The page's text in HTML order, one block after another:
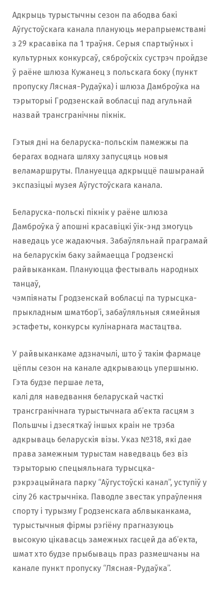
Адкрыць турыстычны сезон па абодва бакі
Аўгустоўскага канала плануюць мерапрыемствамі
з 29 красавіка па 1 траўня. Серыя спартыўных і
культурных конкурсаў, сяброўскіх сустрэч пройдзе
ў раёне шлюза Кужанец з польскага боку (пункт
пропуску Лясная-Рудаўка) і шлюза Дамброўка на
тэрыторыі Гродзенскай вобласці пад агульнай
назвай трансгранічны пікнік.
Гэтыя дні на беларуска-польскім памежжы па
берагах воднага шляху запусцяць новыя
веламаршруты. Плануецца адкрыццё пашыранай
экспазіцыі музея Аўгустоўскага канала.
Беларуска-польскі пікнік у раёне шлюза
Дамброўка ў апошні красавіцкі ўік-энд змогуць
наведаць усе жадаючыя. Забаўляльнай праграмай
на беларускім баку займаецца Гродзенскі
райвыканкам. Плануюцца фестываль народных
танцаў,
чэмпіянаты Гродзенскай вобласці па турысцка-
прыкладным шматбор’і, забаўляльныя сямейныя
эстафеты, конкурсы кулінарнага мастацтва.
У райвыканкаме адзначылі, што ў такім фармаце
цёплы сезон на канале адкрываюць упершыню.
Гэта будзе першае лета,
калі для наведвання беларускай часткі
трансгранічнага турыстычнага аб’екта гасцям з
Польшчы і дзесяткаў іншых краін не трэба
адкрываць беларускія візы. Указ №318, які дае
права замежным турыстам наведваць без віз
тэрыторыю спецыяльнага турысцка-
рэкрэацыйнага парку “Аўгустоўскі канал”, уступіў у
сілу 26 кастрычніка. Паводле звестак упраўлення
спорту і турызму Гродзенскага аблвыканкама,
турыстычныя фірмы рэгіёну прагназуюць
высокую цікавасць замежных гасцей да аб’екта,
шмат хто будзе прыбываць праз размешчаны на
канале пункт пропуску “Лясная-Рудаўка”.